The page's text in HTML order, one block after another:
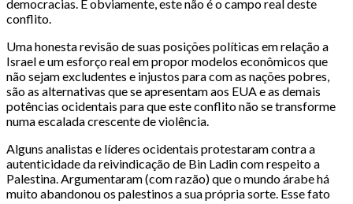
democracias. E obviamente, este não é o campo real deste
conflito.
Uma honesta revisão de suas posições políticas em relação a
Israel e um esforço real em propor modelos econômicos que
não sejam excludentes e injustos para com as nações pobres,
são as alternativas que se apresentam aos EUA e as demais
potências ocidentais para que este conflito não se transforme
numa escalada crescente de violência.
Alguns analistas e líderes ocidentais protestaram contra a
autenticidade da reivindicação de Bin Ladin com respeito a
Palestina. Argumentaram (com razão) que o mundo árabe há
muito abandonou os palestinos a sua própria sorte. Esse fato